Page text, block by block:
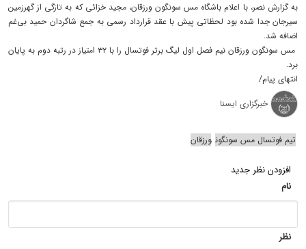
به گزارش نصر، با اعلام باشگاه مس سونگون ورزقان، مجید خزائی که به تازگی از گهرزمین
سیرجان جدا شده بود لحظاتی پیش با عقد قرارداد رسمی به جمع شاگردان حمید بی‌غم
اضافه شد.
مس سونگون ورزقان نیم فصل اول لیگ برتر فوتسال را با ۳۲ امتیاز در رتبه دوم به پایان
برد.
انتهای پیام/
خبرگزاری ایسنا
تیم فوتسال مس سونگون ورزقان
افزودن نظر جدید
نام
نظر